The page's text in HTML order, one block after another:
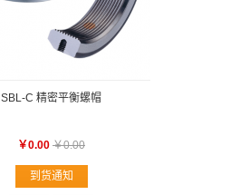
SBL-C 精密平衡螺帽
￥0.00 ￥0.00
到货通知